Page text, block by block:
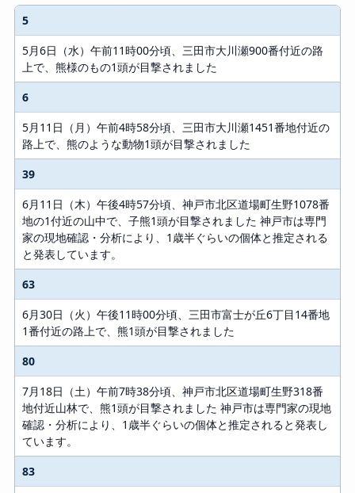
#
内容
5
5月6日（水）午前11時00分頃、三田市大川瀬900番付近の路
上で、熊様のもの1頭が目撃されました
6
5月11日（月）午前4時58分頃、三田市大川瀬1451番地付近の
路上で、熊のような動物1頭が目撃されました
39
6月11日（木）午後4時57分頃、神戸市北区道場町生野1078番
地の1付近の山中で、子熊1頭が目撃されました 神戸市は専門
家の現地確認・分析により、1歳半ぐらいの個体と推定される
と発表しています。
63
6月30日（火）午後11時00分頃、三田市富士が丘6丁目14番地
1番付近の路上で、熊1頭が目撃されました
80
7月18日（土）午前7時38分頃、神戸市北区道場町生野318番
地付近山林で、熊1頭が目撃されました 神戸市は専門家の現地
確認・分析により、1歳半ぐらいの個体と推定されると発表し
ています。
83